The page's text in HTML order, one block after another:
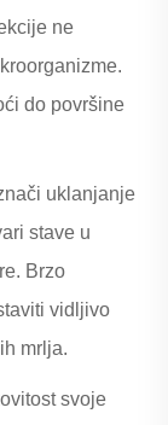
ne
do površine
uklanjanje
stave u
Brzo
vidljivo
mrlja.
svoje